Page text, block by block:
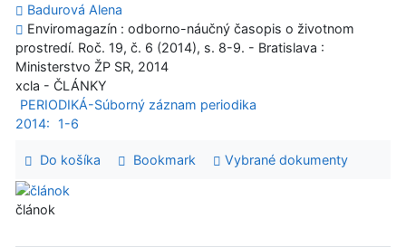
Badurová Alena
Enviromagazín : odborno-náučný časopis o životnom
prostredí. Roč. 19, č. 6 (2014), s. 8-9. - Bratislava :
Ministerstvo ŽP SR, 2014
xcla - ČLÁNKY
PERIODIKÁ-Súborný záznam periodika
2014:
1-6
Do košíka Bookmark Vybrané dokumenty
článok